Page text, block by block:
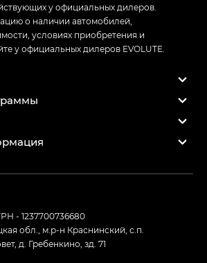
у официальных дилеров.
о наличии автомобилей,
условиях приобретения и
у официальных дилеров EVOLUTE.
- 1237700736680
обл., м.р-н Краснинский, с.п.
д. Гребенкино, зд. 71